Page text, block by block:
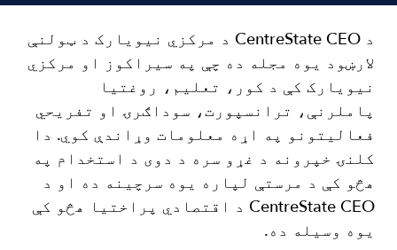
د CentreState CEO د مرکزي نیویارک د ټولنې
لارښود یوه مجله ده چې په سیراکوز او مرکزي
نیویارک کې د کور، تعلیم، روغتیا
پاملرنې، ترانسپورت، سوداګرۍ او تفریحي
فعالیتونو په اړه معلومات وړاندې کوي. دا
کلنۍ خپرونه د غړو سره د دوی د استخدام په
هڅو کې د مرستې لپاره یوه سرچینه ده او د
CentreState CEO د اقتصادي پراختیا هڅو کې
یوه وسیله ده.